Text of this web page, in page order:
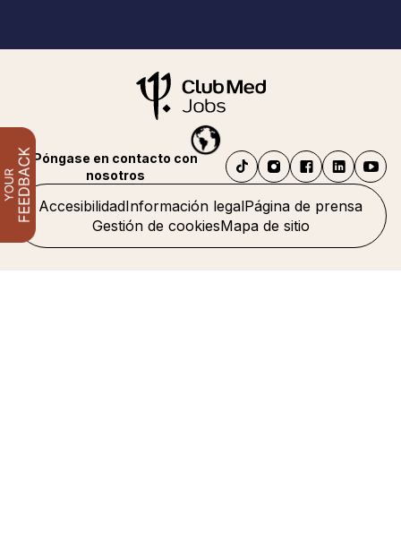
AccesibilidadInformación legalPágina de prensa
Gestión de cookiesMapa de sitio
Póngase en contacto con
nosotros